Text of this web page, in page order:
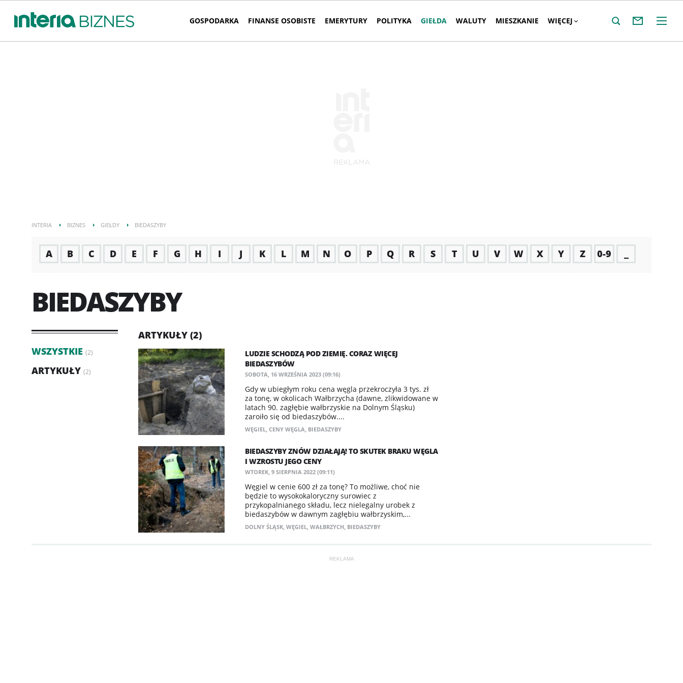
GOSPODARKA FINANSE OSOBISTE EMERYTURY POLITYKA GIEŁDA WALUTY MIESZKANIE WIĘCEJ
INTERIA BIZNES GIEŁDY BIEDASZYBY
A B C D E F G H I J K L M N O P Q R S T U V W X Y Z 0-9
BIEDASZYBY
WSZYSTKIE (2)
ARTYKUŁY (2)
ARTYKUŁY (2)
LUDZIE SCHODZĄ POD ZIEMIĘ. CORAZ WIĘCEJ
BIEDASZYBÓW
SOBOTA, 16 WRZEŚNIA 2023 (09:16)
Gdy w ubiegłym roku cena węgla przekroczyła 3 tys. zł
za tonę, w okolicach Wałbrzycha (dawne, zlikwidowane w
latach 90. zagłębie wałbrzyskie na Dolnym Śląsku)
zaroiło się od biedaszybów....
WĘGIEL, CENY WĘGLA, BIEDASZYBY
BIEDASZYBY ZNÓW DZIAŁAJĄ! TO SKUTEK BRAKU WĘGLA
I WZROSTU JEGO CENY
WTOREK, 9 SIERPNIA 2022 (09:11)
Węgiel w cenie 600 zł za tonę? To możliwe, choć nie
będzie to wysokokaloryczny surowiec z
przykopalnianego składu, lecz nielegalny urobek z
biedaszybów w dawnym zagłębiu wałbrzyskim,...
DOLNY ŚLĄSK, WĘGIEL, WAŁBRZYCH, BIEDASZYBY
REKLAMA